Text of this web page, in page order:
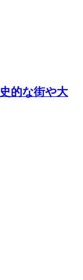
的な街や大